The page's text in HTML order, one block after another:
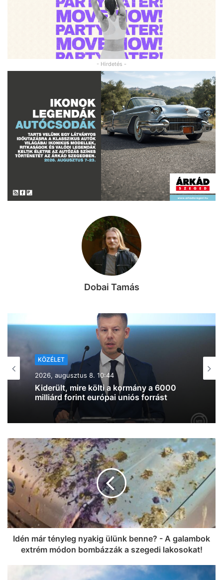
- Hirdetés -
Dobai Tamás
2026, augusztus 7. 19:39
Lazul a volt miniszterelnök: Orbán
Viktor felbukkant a szerbiai
trombitafesztiválon, sörözött és
Idén már tényleg nyakig ülünk benne? - A galambok
extrém módon bombázzák a szegedi lakosokat!